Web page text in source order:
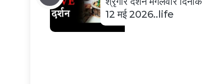
12 मई 2026..life